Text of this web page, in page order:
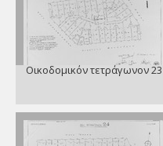
Οικοδομικόν τετράγωνον 23